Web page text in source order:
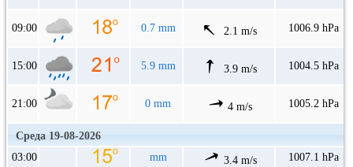
09:00 0.7 mm 2.1 m/s 1006.9 hPa
15:00 5.9 mm 3.9 m/s 1004.5 hPa
21:00 0 mm 4 m/s 1005.2 hPa
Среда 19-08-2026
03:00
mm 3.4 m/s 1007.1 hPa